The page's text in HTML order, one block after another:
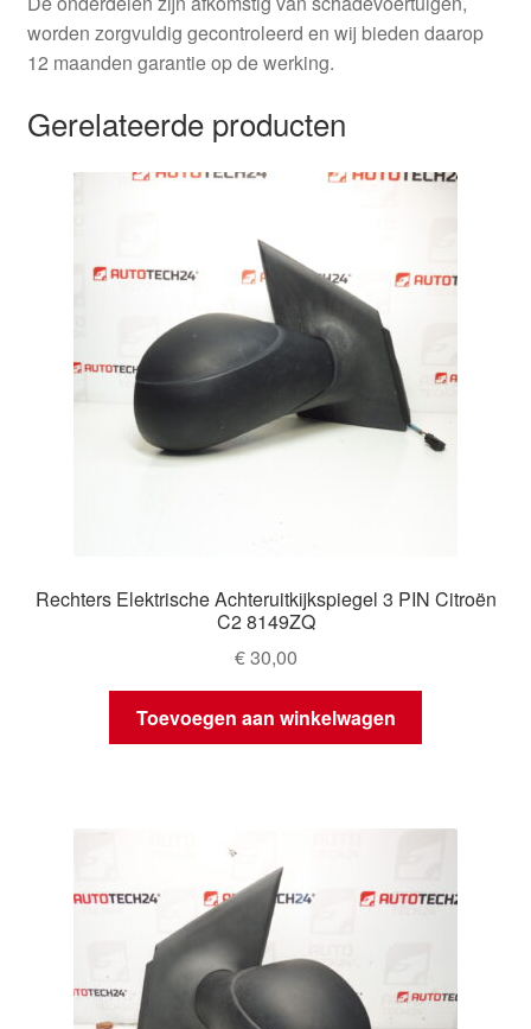
worden zorgvuldig gecontroleerd en wij bieden daarop
12 maanden garantie op de werking.
Gerelateerde producten
Rechters Elektrische Achteruitkijkspiegel 3 PIN Citroën
C2 8149ZQ
€30,00
Toevoegen aan winkelwagen